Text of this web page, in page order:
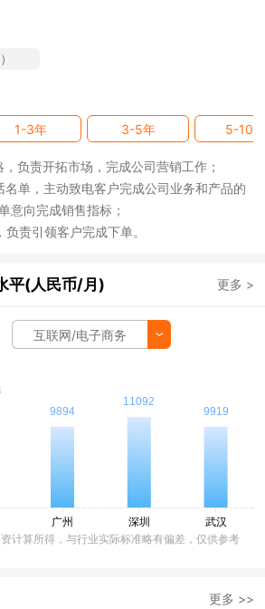
1-3年 3-5年 5-10年
负责开拓市场，完成公司营销工作；
名单，主动致电客户完成公司业务和产品的
意向完成销售指标；
责引领客户完成下单。
平(人民币/月) 更多 >
互联网/电子商务
计算所得，与行业实际标准略有偏差，仅供参考
更多 >>